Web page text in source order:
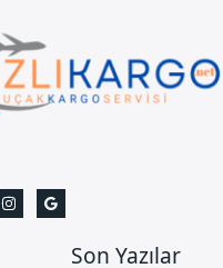
Son Yazılar